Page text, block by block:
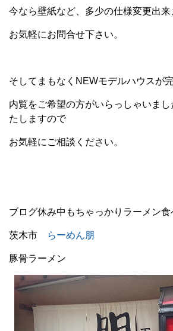
今なら壁紙など、多少の仕様変更出来
お気軽にお問合せ下さい。
そしてまもなくNEWモデルハウスが完
内覧をご希望の方がいらっしゃいま
たしますので
お気軽にご相談ください。
ブログ休み中もちゃっかりラーメン食
茨木市 らーめん朋
豚骨ラーメン